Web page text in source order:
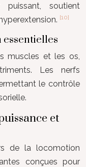
soutient
[10]
muscles et les os,
Les nerfs
le contrôle
et
de la locomotion
conçues pour